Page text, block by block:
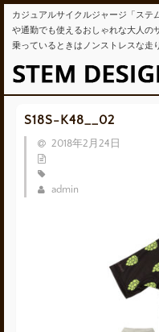
カジュアルサイクルジャージ「ステ
や通勤でも使えるおしゃれな大人の
乗っているときはノンストレスな走
S18S-K48__02
2018年2月24日
admin